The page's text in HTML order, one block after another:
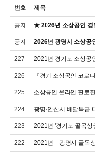
번호 제목
공지 ★ 2026년 소상공인 경
공지 2026년 광명시 소상공
227 2021년 경기도 소상공
226 『경기 소상공인 코로
225 소상공인 온라인 판로
224 광명·안산시 배달특급
223 2021년 '경기도 골목상
222 2021년「광명시 골목